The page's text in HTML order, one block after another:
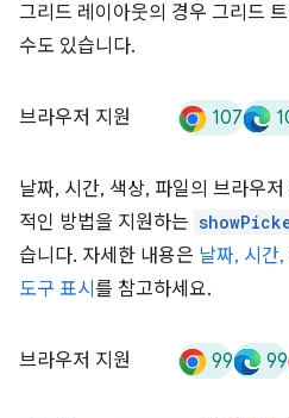
그리드 레이아웃의 경우 그리드
수도 있습니다.
브라우저 지원 107
날짜, 시간, 색상, 파일의 브라우
적인 방법을 지원하는
습니다. 자세한 내용은 날짜, 시간
도구 표시 를 참고하세요.
브라우저 지원 99 99